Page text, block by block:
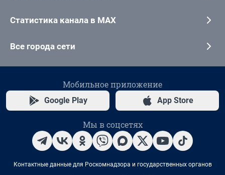
Статистика канала в MAX
Все города сети
Мобильное приложение
Google Play App Store
Мы в соцсетях
Контактные данные для Роскомнадзора и государственных органов